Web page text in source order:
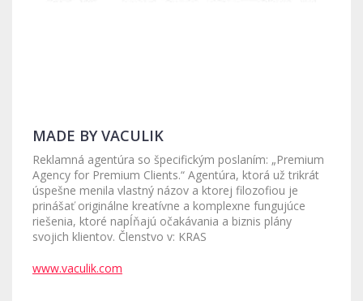
MADE BY VACULIK
Reklamná agentúra so špecifickým poslaním: „Premium
Agency for Premium Clients.“ Agentúra, ktorá už trikrát
úspešne menila vlastný názov a ktorej filozofiou je
prinášať originálne kreatívne a komplexne fungujúce
riešenia, ktoré napĺňajú očakávania a biznis plány
svojich klientov. Členstvo v: KRAS
www.vaculik.com